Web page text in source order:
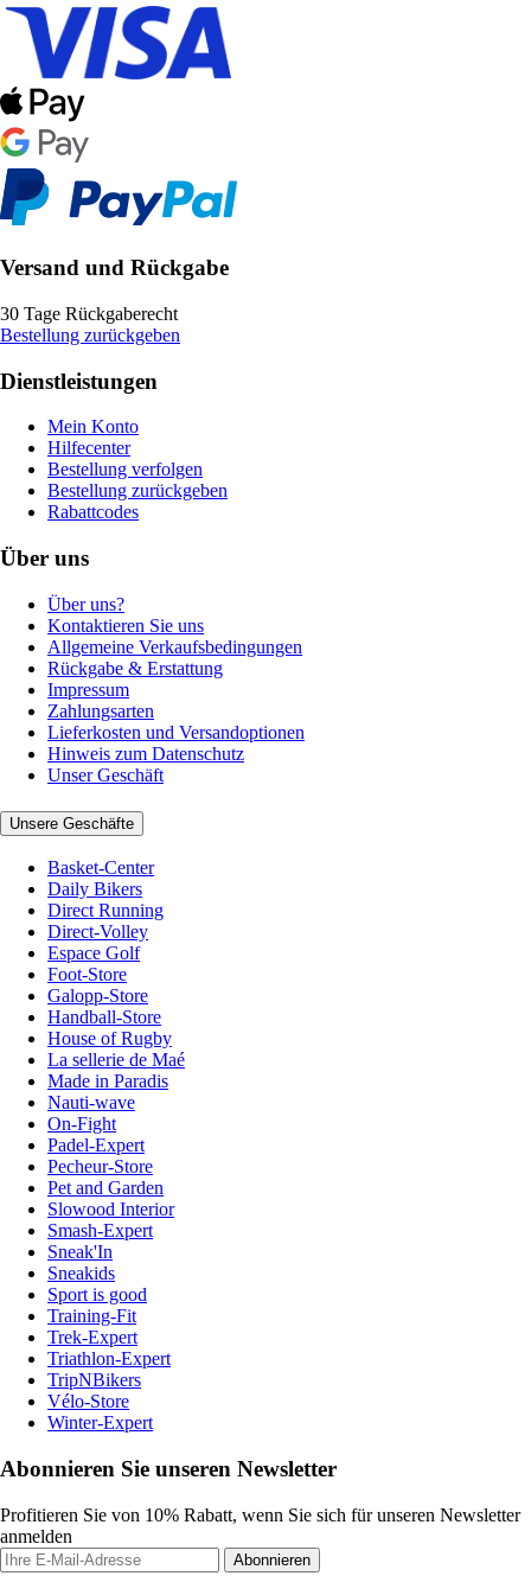
Versand und Rückgabe
30 Tage Rückgaberecht
Bestellung zurückgeben
Dienstleistungen
Mein Konto
Hilfecenter
Bestellung verfolgen
Bestellung zurückgeben
Rabattcodes
Über uns
Über uns?
Kontaktieren Sie uns
Allgemeine Verkaufsbedingungen
Rückgabe & Erstattung
Impressum
Zahlungsarten
Lieferkosten und Versandoptionen
Hinweis zum Datenschutz
Unser Geschäft
Unsere Geschäfte
Basket-Center
Daily Bikers
Direct Running
Direct-Volley
Espace Golf
Foot-Store
Galopp-Store
Handball-Store
House of Rugby
La sellerie de Maé
Made in Paradis
Nauti-wave
On-Fight
Padel-Expert
Pecheur-Store
Pet and Garden
Slowood Interior
Smash-Expert
Sneak'In
Sneakids
Sport is good
Training-Fit
Trek-Expert
Triathlon-Expert
TripNBikers
Vélo-Store
Winter-Expert
Abonnieren Sie unseren Newsletter
Profitieren Sie von 10% Rabatt, wenn Sie sich für unseren Newsletter
anmelden
Abonnieren